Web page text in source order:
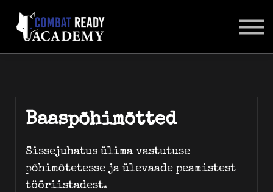
SUHTLUSKESKKOND
Baaspõhimõtted
Sissejuhatus ülima vastutuse
põhimõtetesse ja ülevaade peamistest
tööriistadest.